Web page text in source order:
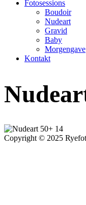
Fotosessions
Boudoir
Nudeart
Gravid
Baby
Morgengave
Kontakt
Copyright © 2025